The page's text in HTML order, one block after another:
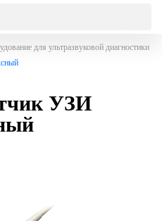
для ультразвуковой диагностики
УЗИ